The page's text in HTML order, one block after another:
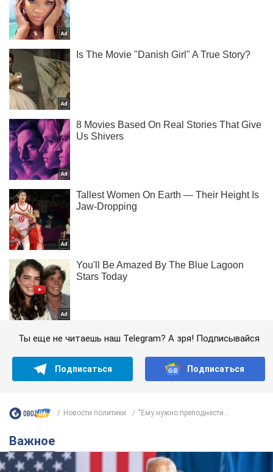
Ты еще не читаешь наш Telegram? А зря! Подписывайся
Подписаться Подписаться
Новости политики "Ему нужно преподнести...
Важное